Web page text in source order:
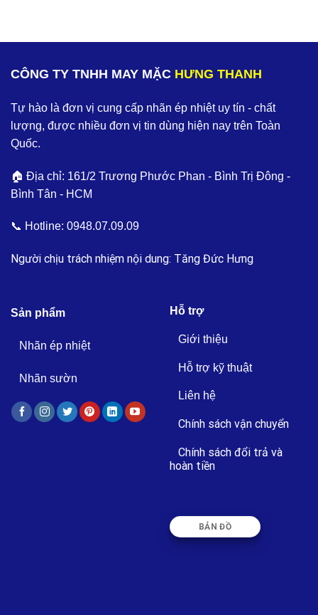
CÔNG TY TNHH MAY MẶC HƯNG THANH
Tự hào là đơn vị cung cấp nhãn ép nhiệt uy tín - chất
lượng, được nhiều đơn vị tin dùng hiện nay trên Toàn
Quốc.
🏠 Địa chỉ: 161/2 Trương Phước Phan - Bình Trị Đông -
Bình Tân - HCM
📞 Hotline: 0948.07.09.09
Người chịu trách nhiệm nội dung: Tăng Đức Hưng
Sản phẩm
Nhãn ép nhiệt
Nhãn sườn
Hỗ trợ
Giới thiệu
Hỗ trợ kỹ thuật
Liên hệ
Chính sách vận chuyển
Chính sách đổi trả và
hoàn tiền
BẢN ĐỒ